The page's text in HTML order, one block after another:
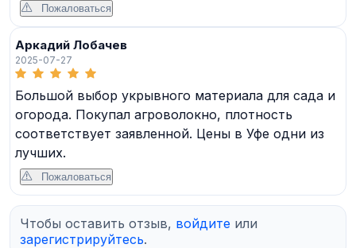
Пожаловаться
Аркадий Лобачев
2025-07-27
Большой выбор укрывного материала для сада и
огорода. Покупал агроволокно, плотность
соответствует заявленной. Цены в Уфе одни из
лучших.
Пожаловаться
Чтобы оставить отзыв, войдите или
зарегистрируйтесь.